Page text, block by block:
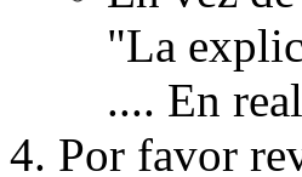
"La
.... En
Por favor